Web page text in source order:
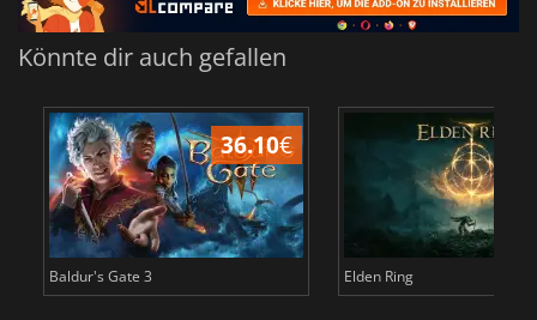
Könnte dir auch gefallen
36.10€
Baldur's Gate 3 Elden Ring